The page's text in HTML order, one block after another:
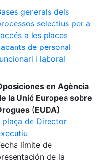
generals dels
selectius per a
a les places
de personal
i laboral
en Agència
la Unió Europea sobre
(EUDA)
plaça de Director
límite de
de la